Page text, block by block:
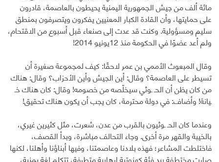
مائة ألف من جيش الجمهورية اليمنية يحيطون بالعاصمة، قادرون
على حمايتها، وأن القادة الكبار المعنيين يفكرون ويتصرفون بمنطق
سليم ومسؤولية. وكنت قد عدت إلى صنعاء قبل أسبوع من الاقتحام،
ولم أعد عضوًا في الحكومة منذ 12يونيو 2014!
وقال المبعوث الأممي بن عمر لاحقًا: كيف لمجموعة صغيرة أن
تسيطر على العاصمة؟ وقال: أين الجيش وأين الأحزاب؟ وقال: هناك
من كان يظن أن الحـ ـوثي سيخلّصه من خصومه! وقال: كان هناك خـ
ـيانة! وأضاف: في دولة محترمة، كان يجب أن يكون هناك تحقيق!
وعندما كان الحـ ـوثيون بالقرب من عدن، شعرت، مثل كثيرين غيري،
بالخيبة والقهر مرة أخرى. وجاء التحالف مباشرة، وبدأ القصف،
فاختلطت المشاعر؛ فهذه بلادنا وعاصمتنا، وفيها أبناؤنا وأهلنا، لكنها
صارت مختطفة بيد فئة كهنوتية إرهابية متطرفة، تتكلم لغة يمنية،